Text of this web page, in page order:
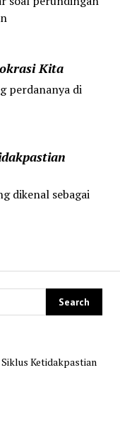
Kita
perdananya di
dikenal sebagai
Siklus Ketidakpastian